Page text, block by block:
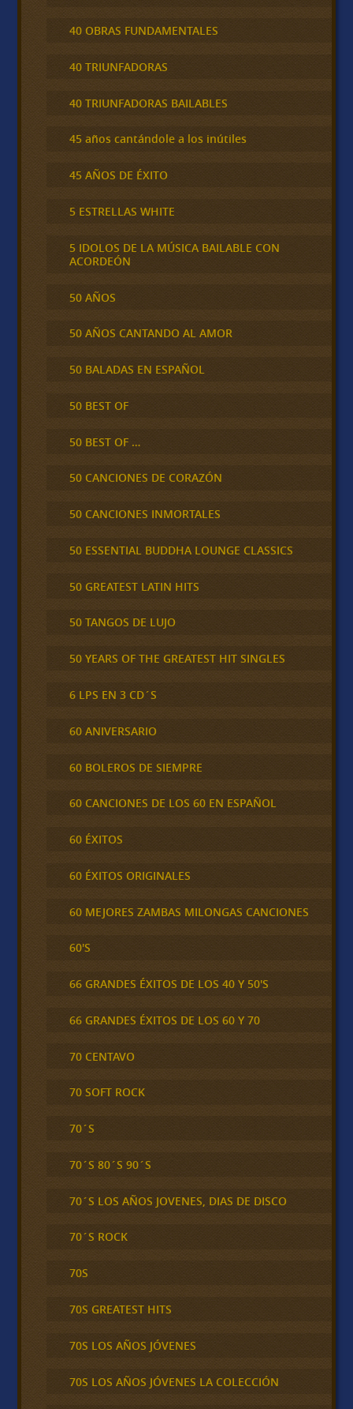
40 OBRAS FUNDAMENTALES
40 TRIUNFADORAS
40 TRIUNFADORAS BAILABLES
45 años cantándole a los inútiles
45 AÑOS DE ÉXITO
5 ESTRELLAS WHITE
5 IDOLOS DE LA MÚSICA BAILABLE CON
ACORDEÓN
50 AÑOS
50 AÑOS CANTANDO AL AMOR
50 BALADAS EN ESPAÑOL
50 BEST OF
50 BEST OF …
50 CANCIONES DE CORAZÓN
50 CANCIONES INMORTALES
50 ESSENTIAL BUDDHA LOUNGE CLASSICS
50 GREATEST LATIN HITS
50 TANGOS DE LUJO
50 YEARS OF THE GREATEST HIT SINGLES
6 LPS EN 3 CD´S
60 ANIVERSARIO
60 BOLEROS DE SIEMPRE
60 CANCIONES DE LOS 60 EN ESPAÑOL
60 ÉXITOS
60 ÉXITOS ORIGINALES
60 MEJORES ZAMBAS MILONGAS CANCIONES
60'S
66 GRANDES ÉXITOS DE LOS 40 Y 50'S
66 GRANDES ÉXITOS DE LOS 60 Y 70
70 CENTAVO
70 SOFT ROCK
70´S
70´S 80´S 90´S
70´S LOS AÑOS JOVENES, DIAS DE DISCO
70´S ROCK
70S
70S GREATEST HITS
70S LOS AÑOS JÓVENES
70S LOS AÑOS JÓVENES LA COLECCIÓN